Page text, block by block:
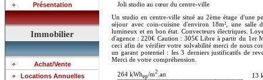
Présentation
Immobilier
Achat/Vente
Locations Annuelles
Joli studio au cœur du centre-ville
Un studio en centre-ville situé au 2ème étage d'une
séjour avec coin-cuisine d'environ 18m², une salle
lumineux et en bon état. Convecteurs électriques.
d'agence : 220€ Caution : 305€ Libre à partir du 1er
ceci afin de vérifier votre solvabilité merci de nous
un garant potentiel : les 3 derniers justificatifs de
Merci de votre compréhension.
264 kWhep/m2 .an 13